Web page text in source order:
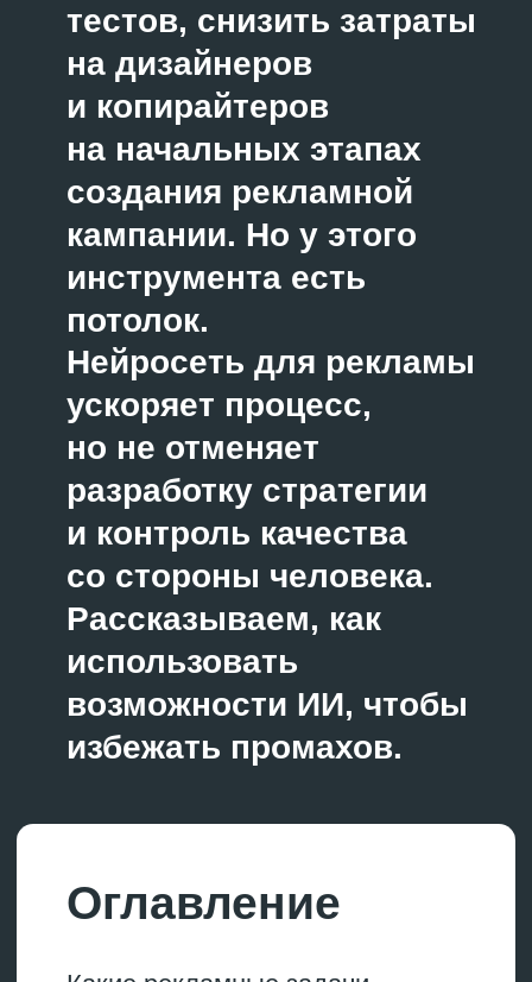
использовать
возможности ИИ, чтобы
избежать промахов.
Оглавление
Какие рекламные задачи
решают нейросети
рекламных креативов в 2026
Пошаговая инструкция: как
сделать креатив для рекламы
с помощью ИИ
Секреты идеального промпта:
Ошибки и ограничения: когда
не стоит использовать ИИ для
креативов
5 правил работы с ИИ
в рекламе
(FAQ)